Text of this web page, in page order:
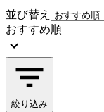
並び替え
おすすめ順
絞り込み